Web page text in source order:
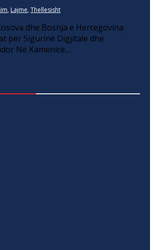
, Lajme, Thellesisht
dhe Bosnja e Hercegovina
për Sigurinë Digjitale dhe
Në Kamenicë,...